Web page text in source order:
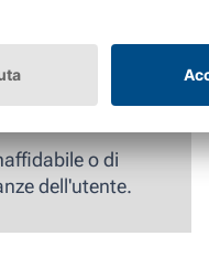
di esperti: il
e la competenza
o di
dell'utente.